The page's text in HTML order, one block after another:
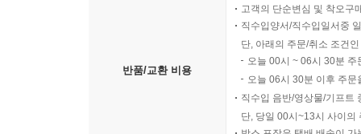
정말 이상합니다. 아이도 잘 자라 주었고, 집안
빨려 들어가 흔적도 없이 사라질 것 같은 생각이 듭
--- 본문 중에서
반품/교환 비용
고객의 단순변심 및 착오구
직수입양서/직수입일서중
단, 아래의 주문/취소 조건
오늘 00시 ~ 06시 30분
오늘 06시 30분 이후 주
직수입 음반/영상물/기프트
단, 당일 00시~13시 사이의